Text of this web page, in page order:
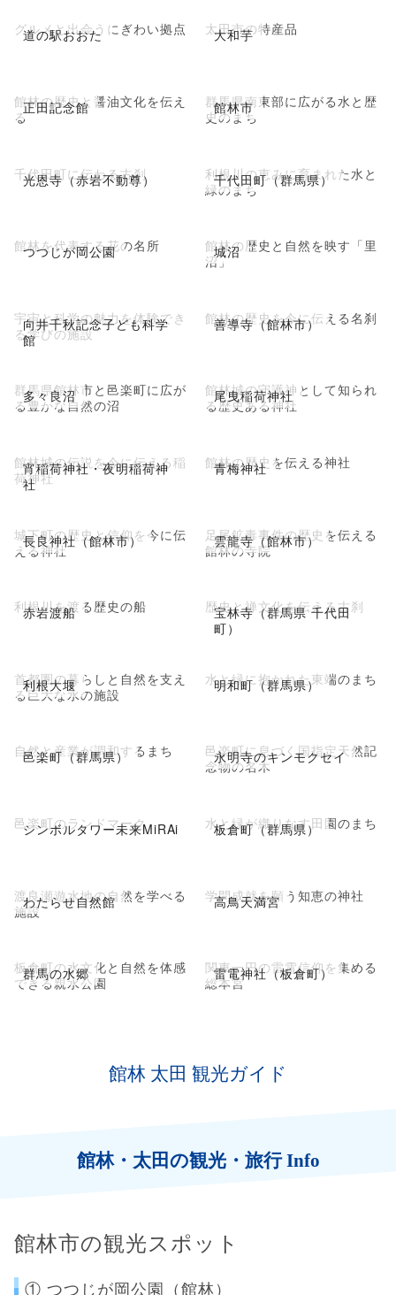
道の駅おおた
グルメと出会うにぎわい拠点 大和芋
太田市の特産品
正田記念館
館林の歴史と醤油文化を伝え
る
館林市
群馬県南東部に広がる水と歴
史のまち
光恩寺（赤岩不動尊）
千代田町に伝わる古刹 千代田町（群馬県）
利根川の恵みに育まれた水と
緑のまち
つつじが岡公園
館林を代表する花の名所 城沼
館林の歴史と自然を映す「里
沼」
向井千秋記念子ども科学
館
宇宙と科学の魅力を体験でき
る学びの施設
善導寺（館林市）
館林の歴史を今に伝える名刹
多々良沼
群馬県館林市と邑楽町に広が
る豊かな自然の沼
尾曳稲荷神社
館林城の守護神として知られ
る歴史ある神社
宵稲荷神社・夜明稲荷神
社
館林城の伝説を今に伝える稲
荷神社
青梅神社
館林の歴史を伝える神社
長良神社（館林市）
城下町の歴史と信仰を今に伝
える神社
雲龍寺（館林市）
足尾鉱毒事件の歴史を伝える
館林の寺院
赤岩渡船
利根川を渡る歴史の船
宝林寺（群馬県 千代田
町）
歴史と禅文化を伝える古刹
利根大堰
首都圏の暮らしと自然を支え
る巨大な水の施設
明和町（群馬県）
水と緑に抱かれた東端のまち
邑楽町（群馬県）
自然と産業が調和するまち 永明寺のキンモクセイ
邑楽町に息づく国指定天然記
念物の名木
シンボルタワー未来MiRAi
邑楽町のランドマーク 板倉町（群馬県）
水と緑が織りなす田園のまち
わたらせ自然館
渡良瀬遊水地の自然を学べる
施設
高鳥天満宮
学問成就を願う知恵の神社
群馬の水郷
板倉町の水文化と自然を体感
できる親水公園
雷電神社（板倉町）
関東一円の雷電信仰を集める
総本宮
館林 太田 観光ガイド
館林・太田の観光・旅行 Info
館林市の観光スポット
① つつじが岡公園（館林）